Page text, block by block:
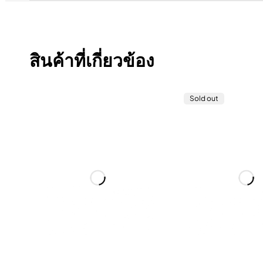
สินค้าที่เกี่ยวข้อง
Sold out